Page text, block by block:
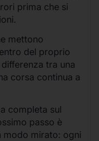
prima che si
mettono
del proprio
tra una
corsa continua a
completa sul
passo è
modo mirato: ogni